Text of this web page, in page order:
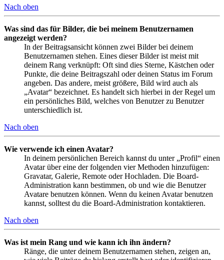
Nach oben
Was sind das für Bilder, die bei meinem Benutzernamen
angezeigt werden?
In der Beitragsansicht können zwei Bilder bei deinem
Benutzernamen stehen. Eines dieser Bilder ist meist mit
deinem Rang verknüpft: Oft sind dies Sterne, Kästchen oder
Punkte, die deine Beitragszahl oder deinen Status im Forum
angeben. Das andere, meist größere, Bild wird auch als
„Avatar“ bezeichnet. Es handelt sich hierbei in der Regel um
ein persönliches Bild, welches von Benutzer zu Benutzer
unterschiedlich ist.
Nach oben
Wie verwende ich einen Avatar?
In deinem persönlichen Bereich kannst du unter „Profil“ einen
Avatar über eine der folgenden vier Methoden hinzufügen:
Gravatar, Galerie, Remote oder Hochladen. Die Board-
Administration kann bestimmen, ob und wie die Benutzer
Avatare benutzen können. Wenn du keinen Avatar benutzen
kannst, solltest du die Board-Administration kontaktieren.
Nach oben
Was ist mein Rang und wie kann ich ihn ändern?
Ränge, die unter deinem Benutzernamen stehen, zeigen an,